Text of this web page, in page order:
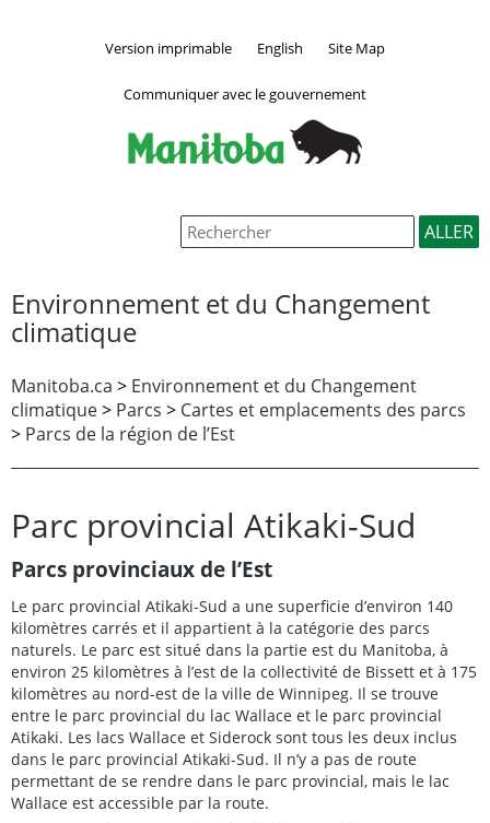
Version imprimable English Site Map
Communiquer avec le gouvernement
Environnement et du Changement
climatique
Manitoba.ca > Environnement et du Changement
climatique> Parcs > Cartes et emplacements des parcs
> Parcs de la région de l’Est
Parc provincial Atikaki-Sud
Parcs provinciaux de l’Est
Le parc provincial Atikaki-Sud a une superficie d’environ 140
kilomètres carrés et il appartient à la catégorie des parcs
naturels. Le parc est situé dans la partie est du Manitoba, à
environ 25 kilomètres à l’est de la collectivité de Bissett et à 175
kilomètres au nord-est de la ville de Winnipeg. Il se trouve
entre le parc provincial du lac Wallace et le parc provincial
Atikaki. Les lacs Wallace et Siderock sont tous les deux inclus
dans le parc provincial Atikaki-Sud. Il n’y a pas de route
permettant de se rendre dans le parc provincial, mais le lac
Wallace est accessible par la route.